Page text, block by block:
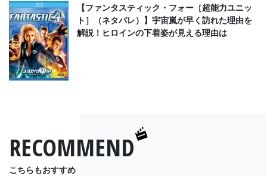
【ファンタスティック・フォー［超能力ユニッ
ト］（ネタバレ）】宇宙嵐が早く訪れた理由を
解説！ヒロインの下着姿が見える理由は
RECOMMEND
こちらもおすすめ